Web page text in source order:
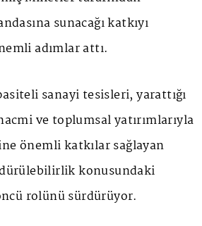
sunacağı katkıyı
adımlar attı.
sanayi tesisleri, yarattığı
ve toplumsal yatırımlarıyla
önemli katkılar sağlayan
konusundaki
rolünü sürdürüyor.